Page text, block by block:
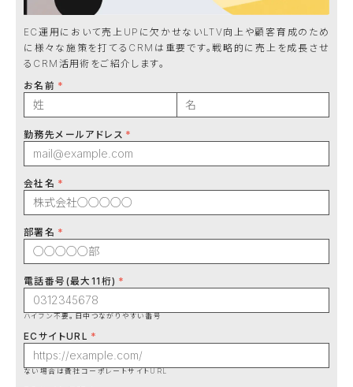
EC運用において売上UPに欠かせないLTV向上や顧客育成のため
に様々な施策を打てるCRMは重要です。戦略的に売上を成長させ
るCRM活用術をご紹介します。
お名前
勤務先メールアドレス
会社名
部署名
電話番号(最大11桁)
ハイフン不要。日中つながりやすい番号
ECサイトURL
ない場合は貴社コーポレートサイトURL